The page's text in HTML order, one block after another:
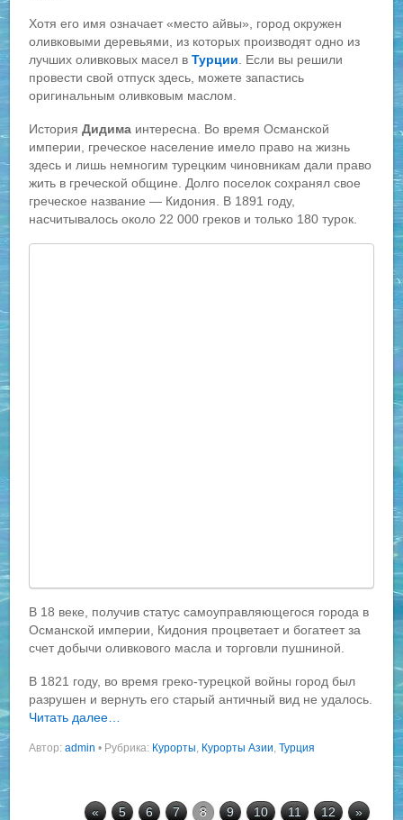
Хотя его имя означает «место айвы», город окружен
оливковыми деревьями, из которых производят одно из
лучших оливковых масел вТурции. Если вы решили
провести свой ​​отпуск здесь, можете запастись
оригинальным оливковым маслом.
ИсторияДидима интересна. Во время Османской
империи, греческое население имело право на жизнь
здесь и лишь немногим турецким чиновникам дали право
жить в греческой общине. Долго поселок сохранял свое
греческое название — Кидония. В 1891 году,
насчитывалось около 22 000 греков и только 180 турок.
В 18 веке, получив статус самоуправляющегося города в
Османской империи, Кидония процветает и богатеет за
счет добычи оливкового масла и торговли пушниной.
В 1821 году, во время греко-турецкой войны город был
разрушен и вернуть его старый античный вид не удалось.
Читать далее…
Автор:admin • Рубрика: Курорты, Курорты Азии,Турция
« 5 6 7 8 9 10 11 12 »